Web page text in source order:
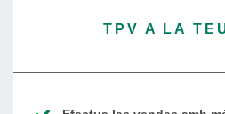
TPV A LA